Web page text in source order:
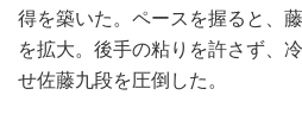
得を築いた。ペースを握ると、
を拡大。後手の粘りを許さず、
せ佐藤九段を圧倒した。